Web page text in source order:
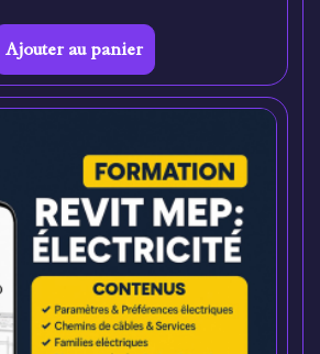
Ajouter au panier